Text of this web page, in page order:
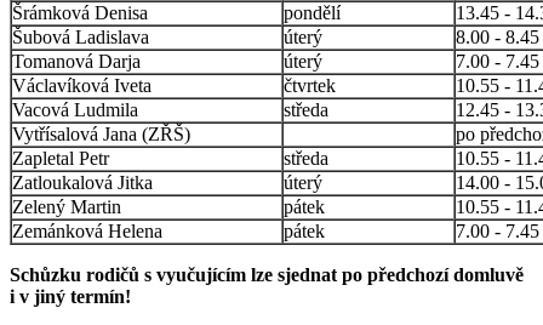
Šrámková Denisa
pondělí
13.45 -
Šubová Ladislava
úterý
8.00 - 8.45
Tomanová Darja
úterý
7.00 - 7.45
Václavíková Iveta
čtvrtek
10.55 -
Vacová Ludmila
středa
12.45 -
Vytřísalová Jana (ZŘŠ)
po
Zapletal Petr
středa
10.55 -
Zatloukalová Jitka
úterý
14.00 -
Zelený Martin
pátek
10.55 -
Zemánková Helena
pátek 7.00 - 7.45
Schůzku rodičů s vyučujícím lze sjednat po předchozí domluvě
i v jiný termín!